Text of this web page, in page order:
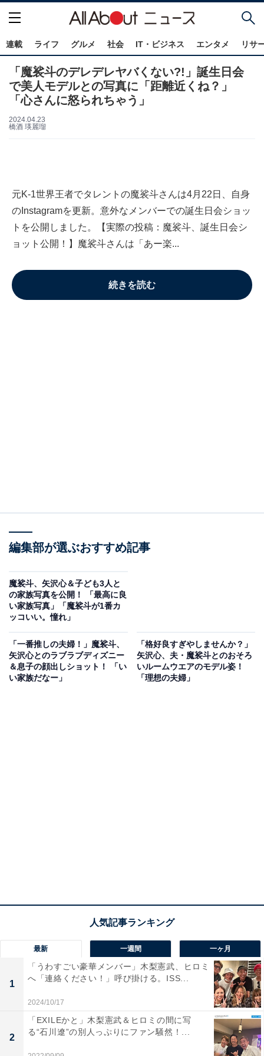
連載 ライフ グルメ 社会 IT・ビジネス エンタメ リサ
「魔裟斗のデレデレヤバくない?!」誕生日会
で美人モデルとの写真に「距離近くね？」
「心さんに怒られちゃう」
2024.04.23
橋酒 瑛麗瑠
元K-1世界王者でタレントの魔裟斗さんは4月22日、自身
のInstagramを更新。意外なメンバーでの誕生日会ショッ
トを公開しました。【実際の投稿：魔裟斗、誕生日会シ
ョット公開！】魔裟斗さんは「あー楽...
続きを読む
編集部が選ぶおすすめ記事
魔裟斗、矢沢心＆子ども3人と
の家族写真を公開！ 「最高に良
い家族写真」「魔裟斗が1番カ
ッコいい。憧れ」
「一番推しの夫婦！」魔裟斗、
矢沢心とのラブラブディズニー
＆息子の顔出しショット！ 「い
い家族だなー」
「格好良すぎやしませんか？」
矢沢心、夫・魔裟斗とのおそろ
いルームウエアのモデル姿！
「理想の夫婦」
最新 一週間 一ヶ月
1
「うわすごい豪華メンバー」木梨憲武、ヒロミ
へ「連絡ください！」呼び掛ける。ISS...
2024/10/17
2
「EXILEかと」木梨憲武＆ヒロミの間に写
る“石川遼”の別人っぷりにファン騒然！...